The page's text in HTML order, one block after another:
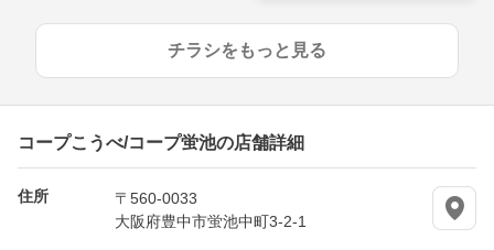
チラシをもっと見る
コープこうべ/コープ蛍池の店舗詳細
住所
〒560-0033
大阪府豊中市蛍池中町3-2-1